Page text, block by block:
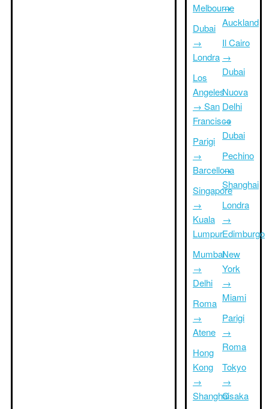
Melbourne
Dubai
→
Londra
Los
Angeles
→ San
Francisco
Parigi
→
Barcellona
Singapore
→
Kuala
Lumpur
Mumbai
→
Delhi
Roma
→
Atene
Hong
Kong
→
Shanghai
→
Auckland
Il Cairo
→
Dubai
Nuova
Delhi
→
Dubai
Pechino
→
Shanghai
Londra
→
Edimburgo
New
York
→
Miami
Parigi
→
Roma
Tokyo
→
Osaka